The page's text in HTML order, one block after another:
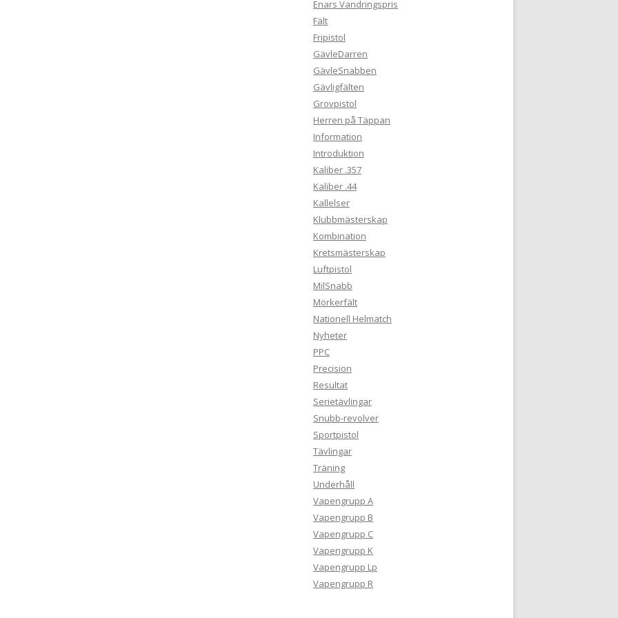
Enars Vandringspris
Fält
Fripistol
GävleDarren
GävleSnabben
Gävligfälten
Grovpistol
Herren på Täppan
Information
Introduktion
Kaliber .357
Kaliber .44
Kallelser
Klubbmästerskap
Kombination
Kretsmästerskap
Luftpistol
MilSnabb
Mörkerfält
Nationell Helmatch
Nyheter
PPC
Precision
Resultat
Serietävlingar
Snubb-revolver
Sportpistol
Tävlingar
Träning
Underhåll
Vapengrupp A
Vapengrupp B
Vapengrupp C
Vapengrupp K
Vapengrupp Lp
Vapengrupp R